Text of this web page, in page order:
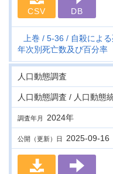
CSV DB
上巻 5-36
自殺によ
年次別死亡数及び百分率
人口動態調査
人口動態調査 / 人口動態
調査年月 2024年
公開（更新）日 2025-09-16